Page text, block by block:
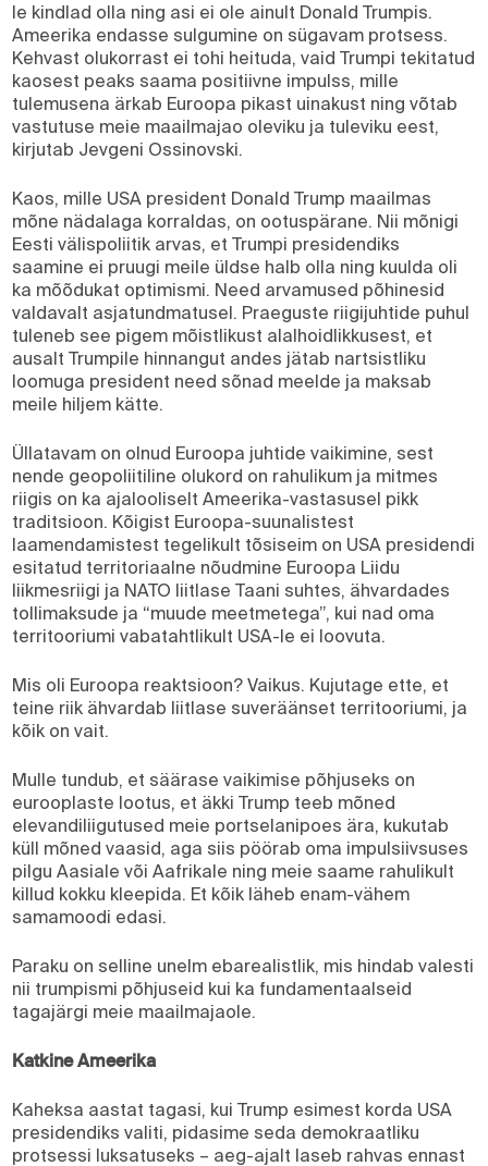
le kindlad olla ning asi ei ole ainult Donald Trumpis.
Ameerika endasse sulgumine on sügavam protsess.
Kehvast olukorrast ei tohi heituda, vaid Trumpi tekitatud
kaosest peaks saama positiivne impulss, mille
tulemusena ärkab Euroopa pikast uinakust ning võtab
vastutuse meie maailmajao oleviku ja tuleviku eest,
kirjutab Jevgeni Ossinovski.
Kaos, mille USA president Donald Trump maailmas
mõne nädalaga korraldas, on ootuspärane. Nii mõnigi
Eesti välispoliitik arvas, et Trumpi presidendiks
saamine ei pruugi meile üldse halb olla ning kuulda oli
ka mõõdukat optimismi. Need arvamused põhinesid
valdavalt asjatundmatusel. Praeguste riigijuhtide puhul
tuleneb see pigem mõistlikust alalhoidlikkusest, et
ausalt Trumpile hinnangut andes jätab nartsistliku
loomuga president need sõnad meelde ja maksab
meile hiljem kätte.
Üllatavam on olnud Euroopa juhtide vaikimine, sest
nende geopoliitiline olukord on rahulikum ja mitmes
riigis on ka ajalooliselt Ameerika-vastasusel pikk
traditsioon. Kõigist Euroopa-suunalistest
laamendamistest tegelikult tõsiseim on USA presidendi
esitatud territoriaalne nõudmine Euroopa Liidu
liikmesriigi ja NATO liitlase Taani suhtes, ähvardades
tollimaksude ja “muude meetmetega”, kui nad oma
territooriumi vabatahtlikult USA-le ei loovuta.
Mis oli Euroopa reaktsioon? Vaikus. Kujutage ette, et
teine riik ähvardab liitlase suveräänset territooriumi, ja
kõik on vait.
Mulle tundub, et säärase vaikimise põhjuseks on
eurooplaste lootus, et äkki Trump teeb mõned
elevandiliigutused meie portselanipoes ära, kukutab
küll mõned vaasid, aga siis pöörab oma impulsiivsuses
pilgu Aasiale või Aafrikale ning meie saame rahulikult
killud kokku kleepida. Et kõik läheb enam-vähem
samamoodi edasi.
Paraku on selline unelm ebarealistlik, mis hindab valesti
nii trumpismi põhjuseid kui ka fundamentaalseid
tagajärgi meie maailmajaole.
Katkine Ameerika
Kaheksa aastat tagasi, kui Trump esimest korda USA
presidendiks valiti, pidasime seda demokraatliku
protsessi luksatuseks – aeg-ajalt laseb rahvas ennast